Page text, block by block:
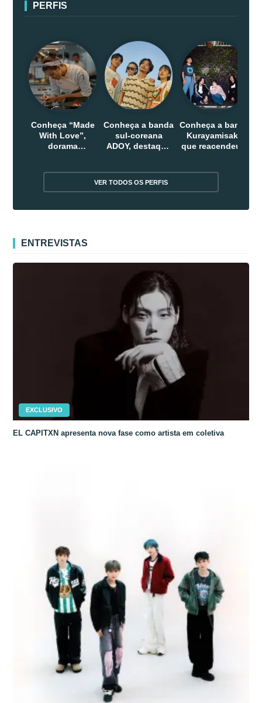
PERFIS
Conheça “Made
With Love”,
dorama
Conheça a banda
sul-coreana
ADOY, destaque
Conheça a banda
Kurayamisaka
que reacendeu o
VER TODOS OS PERFIS
ENTREVISTAS
EXCLUSIVO
EL CAPITXN apresenta nova fase como artista em coletiva